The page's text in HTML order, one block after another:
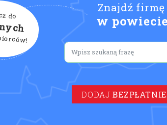
Znajdź
w
do
Lorem ipsum
DODAJBEZPŁATNIE